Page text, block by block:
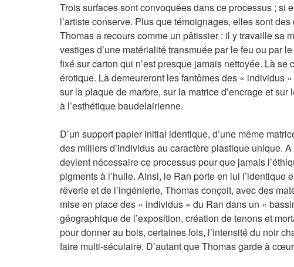
Trois surfaces sont convoquées dans ce processus ; si
l’artiste conserve. Plus que témoignages, elles sont
Thomas a recours comme un pâtissier : il y travaille sa
vestiges d’une matérialité transmuée par le feu ou par
fixé sur carton qui n’est presque jamais nettoyée. Là
érotique. Là demeureront les fantômes des « individus
sur la plaque de marbre, sur la matrice d’encrage et
à l’esthétique baudelairienne.
D’un support papier initial identique, d’une même
des milliers d’individus au caractère plastique unique.
devient nécessaire ce processus pour que jamais
pigments à l’huile. Ainsi, le Ran porte en lui
rêverie et de l’ingénierie, Thomas conçoit, avec des
mise en place des « individus » du Ran dans un «
géographique de l’exposition, création de tenons et
pour donner au bois, certaines fois, l’intensité du noir
faire multi-séculaire. D’autant que Thomas garde à